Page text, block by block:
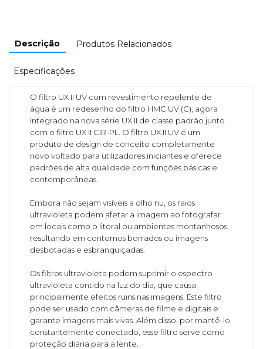
Descrição Produtos Relacionados
Especificações
O filtro UX II UV com revestimento repelente de
água é um redesenho do filtro HMC UV (C), agora
integrado na nova série UX II de classe padrão junto
com o filtro UX II CIR-PL. O filtro UX II UV é um
produto de design de conceito completamente
novo voltado para utilizadores iniciantes e oferece
padrões de alta qualidade com funções básicas e
contemporâneas.
Embora não sejam visíveis a olho nu, os raios
ultravioleta podem afetar a imagem ao fotografar
em locais como o litoral ou ambientes montanhosos,
resultando em contornos borrados ou imagens
desbotadas e esbranquiçadas.
Os filtros ultravioleta podem suprimir o espectro
ultravioleta contido na luz do dia, que causa
principalmente efeitos ruins nas imagens. Este filtro
pode ser usado com câmeras de filme e digitais e
garante imagens mais vivas. Além disso, por mantê-lo
constantemente conectado, esse filtro serve como
proteção diária para a lente.